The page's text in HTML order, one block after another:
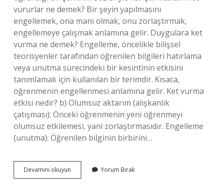
vururlar ne demek? Bir şeyin yapılmasını
engellemek, ona mani olmak, onu zorlaştırmak,
engellemeye çalışmak anlamına gelir. Duygulara ket
vurma ne demek? Engelleme, öncelikle bilişsel
teorisyenler tarafından öğrenilen bilgileri hatırlama
veya unutma sürecindeki bir kesintinin etkisini
tanımlamak için kullanılan bir terimdir. Kısaca,
öğrenmenin engellenmesi anlamına gelir. Ket vurma
etkisi nedir? b) Olumsuz aktarım (alışkanlık
çatışması): Önceki öğrenmenin yeni öğrenmeyi
olumsuz etkilemesi, yani zorlaştırmasıdır. Engelleme
(unutma): Öğrenilen bilginin birbirini…
Devamını okuyun Değişime
Ket
Yorum Bırak